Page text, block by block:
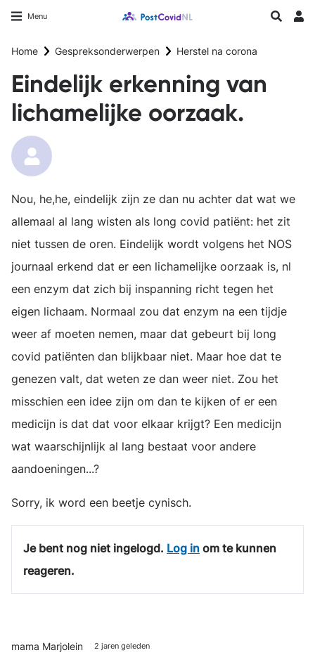
gaan
Menu Longfonds homepageZoeken
Home Gespreksonderwerpen Herstel na corona
Eindelijk erkenning van
lichamelijke oorzaak.
Nou, he,he, eindelijk zijn ze dan nu achter dat wat we
allemaal al lang wisten als long covid patiënt: het zit
niet tussen de oren. Eindelijk wordt volgens het NOS
journaal erkend dat er een lichamelijke oorzaak is, nl
een enzym dat zich bij inspanning richt tegen het
eigen lichaam. Normaal zou dat enzym na een tijdje
weer af moeten nemen, maar dat gebeurt bij long
covid patiënten dan blijkbaar niet. Maar hoe dat te
genezen valt, dat weten ze dan weer niet. Zou het
misschien een idee zijn om dan te kijken of er een
medicijn is dat dat voor elkaar krijgt? Een medicijn
wat waarschijnlijk al lang bestaat voor andere
aandoeningen...?
Sorry, ik word een beetje cynisch.
Je bent nog niet ingelogd. Log in om te kunnen
reageren.
mama Marjolein 2 jaren geleden